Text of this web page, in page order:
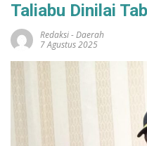
Taliabu Dinilai
Redaksi-Daerah
7 Agustus 2025